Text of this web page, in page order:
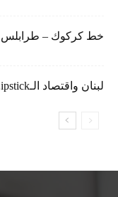
خط كركوك – طرابلس…
لبنان واقتصاد الـLipstick: من الاستثمار إلى التجميل والرفاهية